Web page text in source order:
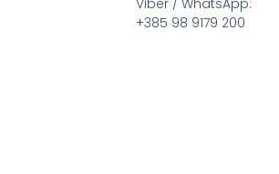
Viber / WhatsApp:
+385 98 9179 200